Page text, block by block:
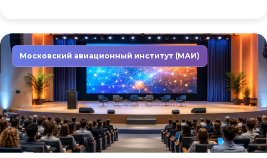
Московский авиационный институт (МАИ)